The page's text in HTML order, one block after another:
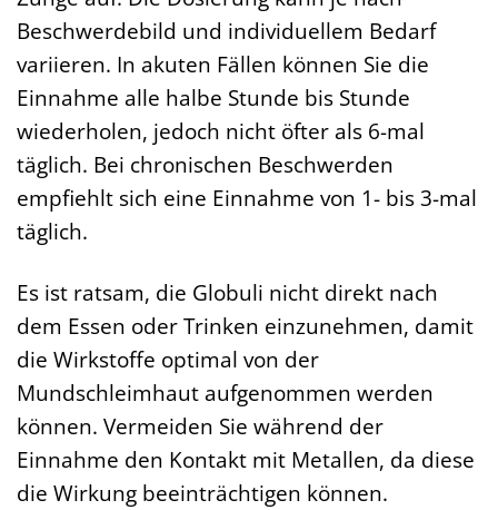
Beschwerdebild und individuellem Bedarf
variieren. In akuten Fällen können Sie die
Einnahme alle halbe Stunde bis Stunde
wiederholen, jedoch nicht öfter als 6-mal
täglich. Bei chronischen Beschwerden
empfiehlt sich eine Einnahme von 1- bis 3-mal
täglich.
Es ist ratsam, die Globuli nicht direkt nach
dem Essen oder Trinken einzunehmen, damit
die Wirkstoffe optimal von der
Mundschleimhaut aufgenommen werden
können. Vermeiden Sie während der
Einnahme den Kontakt mit Metallen, da diese
die Wirkung beeinträchtigen können.